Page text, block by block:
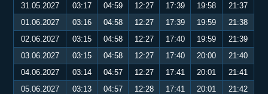
31.05.2027
03:17 04:59 12:27 17:39 19:58
21:37
01.06.2027
03:16 04:58 12:27 17:39 19:59
21:38
02.06.2027
03:15 04:58 12:27 17:40 19:59
21:39
03.06.2027
03:15 04:58 12:27 17:40 20:00
21:40
04.06.2027
03:14 04:57 12:27 17:41 20:01
21:41
05.06.2027
03:13 04:57 12:28 17:41 20:01
21:42